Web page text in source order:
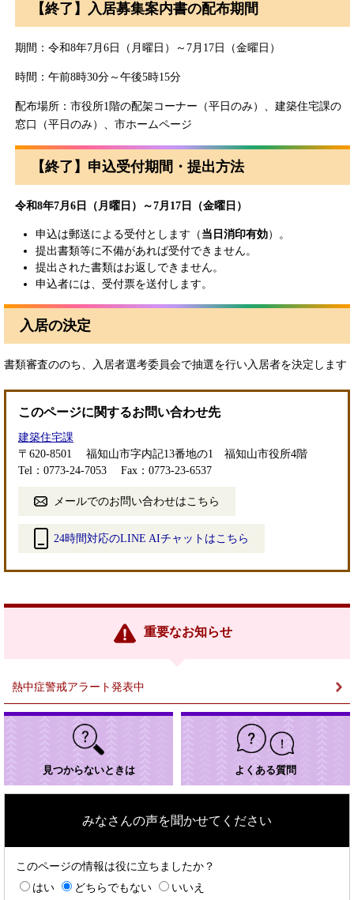
【終了】入居募集案内書の配布期間
期間：令和8年7月6日（月曜日）～7月17日（金曜日）
時間：午前8時30分～午後5時15分
配布場所：市役所1階の配架コーナー（平日のみ）、建築住宅課の
窓口（平日のみ）、市ホームページ
【終了】申込受付期間・提出方法
令和8年7月6日（月曜日）～7月17日（金曜日）
申込は郵送による受付とします（ 当日消印有効）。
提出書類等に不備があれば受付できません。
提出された書類はお返しできません。
申込者には、受付票を送付します。
入居の決定
書類審査ののち、入居者選考委員会で抽選を行い入居者を決定します
このページに関するお問い合わせ先
建築住宅課
〒620-8501
福知山市字内記13番地の1 福知山市役所4階
Tel：0773-24-7053
Fax：0773-23-6537
メールでのお問い合わせはこちら
24時間対応のLINE AIチャットはこちら
リ
重要なお知らせ
熱中症警戒アラート発表中
見つからないときは よくある質問
みなさんの声を聞かせてください
このページの情報は役に立ちましたか？
はい
どちらでもない いいえ